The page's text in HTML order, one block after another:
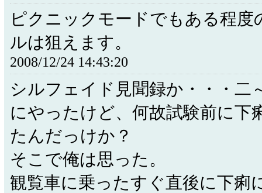
ピクニックモードでもある程度
ルは狙えます。
2008/12/24 14:43:20
シルフェイド見聞録か・・・二
にやったけど、何故試験前に下
たんだっけか？
そこで俺は思った。
観覧車に乗ったすぐ直後に下痢